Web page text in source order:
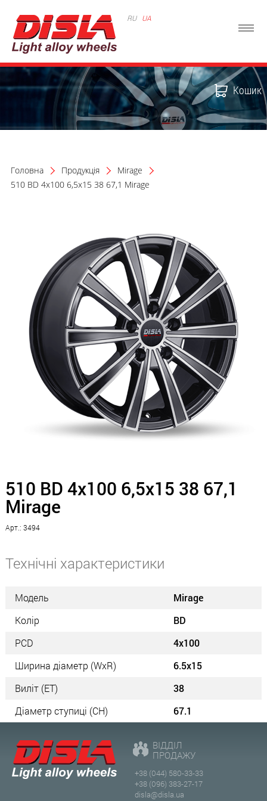
RU UA
Кошик
Головна Продукція
Mirage
510 BD 4x100 6,5x15 38 67,1 Mirage
510 BD 4x100 6,5x15 38 67,1
Mirage
Арт.: 3494
Технічні характеристики
Модель
Mirage
Колір
BD
PCD
4x100
Ширина діаметр (WxR)
6.5x15
Виліт (ET)
38
Діаметр ступиці (СН)
67.1
ВІДДІЛ
ПРОДАЖУ
+38 (044) 580-33-33
+38 (096) 383-27-17
disla@disla.ua